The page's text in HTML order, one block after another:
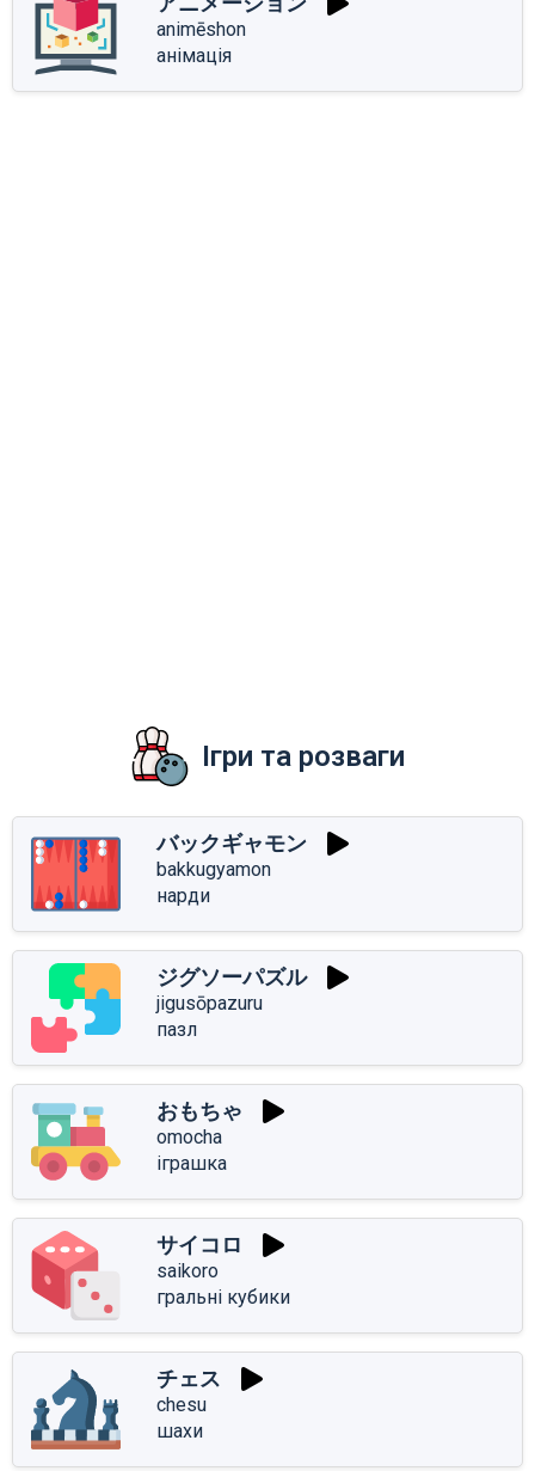
animēshon
анімація
Ігри та розваги
バックギャモン
bakkugyamon
нарди
ジグソーパズル
jigusōpazuru
пазл
おもちゃ
omocha
іграшка
サイコロ
saikoro
гральні кубики
チェス
chesu
шахи